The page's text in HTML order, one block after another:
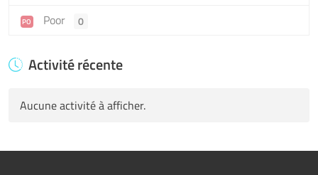
PO Poor 0
Activité récente
Aucune activité à afficher.